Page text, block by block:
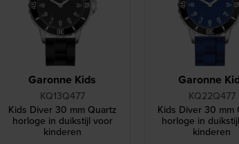
Garonne Kids
KQ13Q477
Kids Diver 30 mm Quartz
horloge in duikstijl voor
kinderen
Garonne
KQ22Q477
Kids Diver 30 mm
horloge in
kinderen